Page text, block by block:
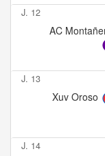
J. 12
AC
J. 13
Xuv Oroso
J. 14